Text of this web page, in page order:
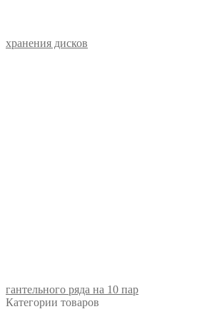
хранения дисков
гантельного ряда на 10 пар
Категории товаров